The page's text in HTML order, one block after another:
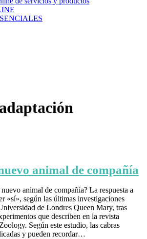
adaptación
animal de compañía
animal de compañía? La respuesta a
«sí», según las últimas investigaciones
de Londres Queen Mary, tras
que describen en la revista
Según este estudio, las cabras
y pueden recordar…